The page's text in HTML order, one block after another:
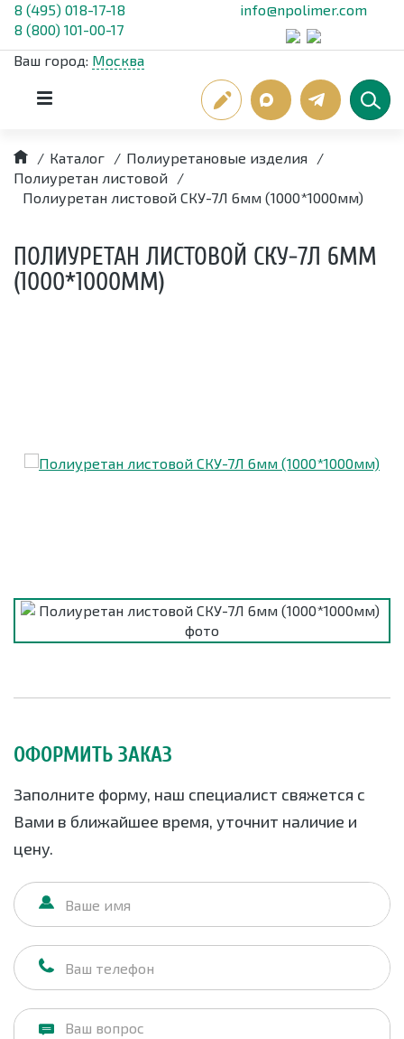
8 (495) 018-17-18
8 (800) 101-00-17
info@npolimer.com
Ваш город: Москва
/ Каталог / Полиуретановые изделия
/
Полиуретан листовой
/
Полиуретан листовой СКУ-7Л 6мм (1000*1000мм)
ПОЛИУРЕТАН ЛИСТОВОЙ СКУ-7Л 6ММ
(1000*1000ММ)
ОФОРМИТЬ ЗАКАЗ
Заполните форму, наш специалист свяжется с
Вами в ближайшее время, уточнит наличие и
цену.